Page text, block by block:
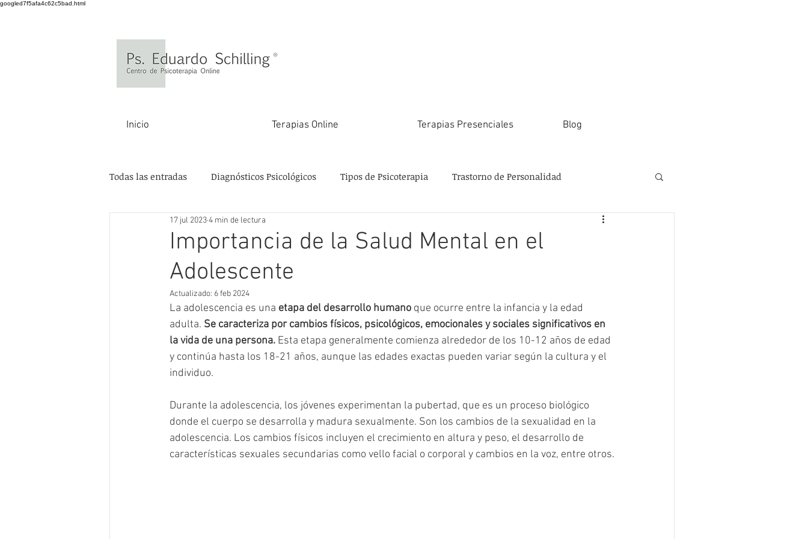
googled7f5afa4c62c5bad.html
Inicio Terapias Online Terapias Presenciales Blog
Todas las entradas Diagnósticos Psicológicos Tipos de Psicoterapia Trastorno de Personalidad
Importancia de la Salud Mental en el
Adolescente
17 jul 20234 min de lectura
Actualizado: 6 feb 2024
La adolescencia es una etapa del desarrollo humano que ocurre entre la infancia y la edad
adulta. Se caracteriza por cambios físicos, psicológicos, emocionales y sociales significativos en
la vida de una persona. Esta etapa generalmente comienza alrededor de los 10-12 años de edad
y continúa hasta los 18-21 años, aunque las edades exactas pueden variar según la cultura y el
individuo.
Durante la adolescencia, los jóvenes experimentan la pubertad, que es un proceso biológico
donde el cuerpo se desarrolla y madura sexualmente. Son los cambios de la sexualidad en la
adolescencia. Los cambios físicos incluyen el crecimiento en altura y peso, el desarrollo de
características sexuales secundarias como vello facial o corporal y cambios en la voz, entre otros.